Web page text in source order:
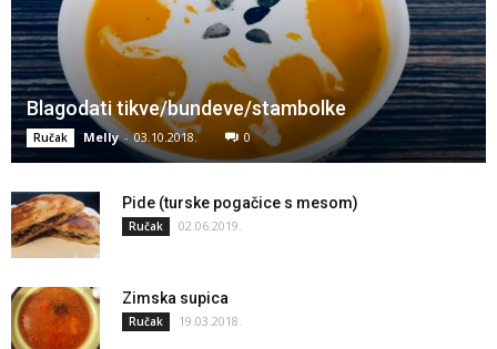
Blagodati tikve/bundeve/stambolke
Ručak Melly - 03.10.2018. 0
Pide (turske pogačice s mesom)
Ručak 02.06.2019.
Zimska supica
Ručak 19.03.2018.